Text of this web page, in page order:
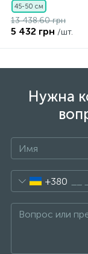
45-50 см
13 438.60 грн
5 432 грн /шт.
Нужна
+380